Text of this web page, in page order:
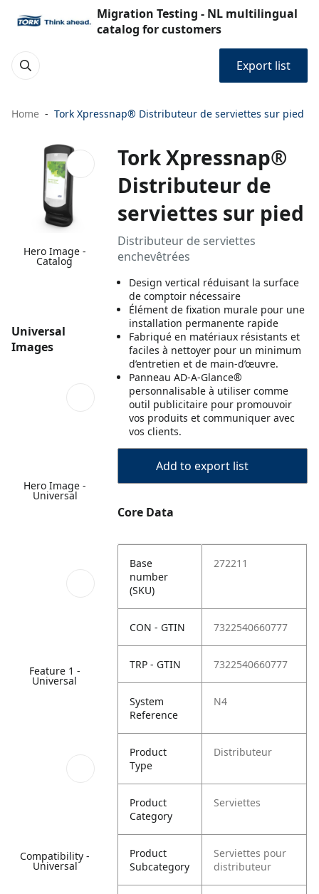
Migration Testing - NL multilingual
catalog for customers
Export list
Home Tork Xpressnap® Distributeur de serviettes sur pied
Hero Image -
Catalog
Universal
Images
Hero Image -
Universal
Feature 1 -
Universal
Compatibility -
Universal
Tork Xpressnap®
Distributeur de
serviettes sur pied
Distributeur de serviettes
enchevêtrées
Design vertical réduisant la surface
de comptoir nécessaire
Élément de fixation murale pour une
installation permanente rapide
Fabriqué en matériaux résistants et
faciles à nettoyer pour un minimum
d’entretien et de main-d’œuvre.
Panneau AD-A-Glance®
personnalisable à utiliser comme
outil publicitaire pour promouvoir
vos produits et communiquer avec
vos clients.
Add to export list
Core Data
Base
number
(SKU)
272211
CON - GTIN 7322540660777
TRP - GTIN 7322540660777
System
Reference
N4
Product
Type
Distributeur
Product
Category
Serviettes
Product
Subcategory
Serviettes pour
distributeur